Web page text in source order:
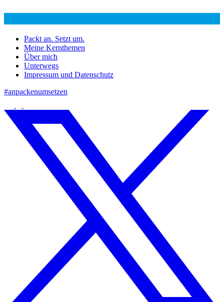
Packt an. Setzt um.
Meine Kernthemen
Über mich
Unterwegs
Impressum und Datenschutz
#anpackenumsetzen